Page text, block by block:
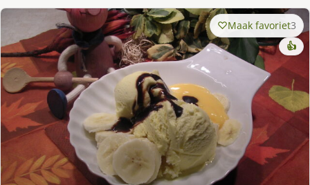
Maak favoriet3
👍